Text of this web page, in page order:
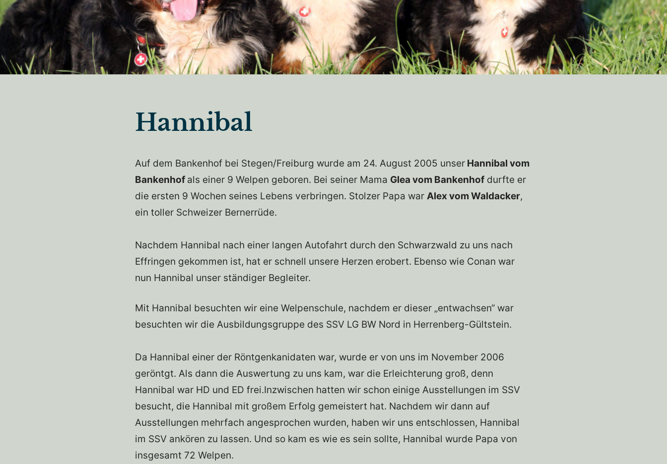
Hannibal
Auf dem Bankenhof bei Stegen/Freiburg wurde am 24. August 2005 unser Hannibal vom
Bankenhof als einer 9 Welpen geboren. Bei seiner Mama Glea vom Bankenhof durfte er
die ersten 9 Wochen seines Lebens verbringen. Stolzer Papa war Alex vom Waldacker,
ein toller Schweizer Bernerrüde.
Nachdem Hannibal nach einer langen Autofahrt durch den Schwarzwald zu uns nach
Effringen gekommen ist, hat er schnell unsere Herzen erobert. Ebenso wie Conan war
nun Hannibal unser ständiger Begleiter.
Mit Hannibal besuchten wir eine Welpenschule, nachdem er dieser „entwachsen“ war
besuchten wir die Ausbildungsgruppe des SSV LG BW Nord in Herrenberg-Gültstein.
Da Hannibal einer der Röntgenkanidaten war, wurde er von uns im November 2006
geröntgt. Als dann die Auswertung zu uns kam, war die Erleichterung groß, denn
Hannibal war HD und ED frei.Inzwischen hatten wir schon einige Ausstellungen im SSV
besucht, die Hannibal mit großem Erfolg gemeistert hat. Nachdem wir dann auf
Ausstellungen mehrfach angesprochen wurden, haben wir uns entschlossen, Hannibal
im SSV ankören zu lassen. Und so kam es wie es sein sollte, Hannibal wurde Papa von
insgesamt 72 Welpen.